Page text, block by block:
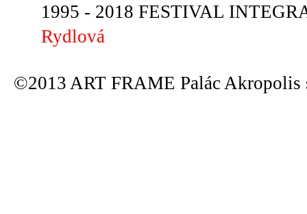
1995 - 2018 FESTIVAL
Rydlová
©2013 ART FRAME Palác Akropolis